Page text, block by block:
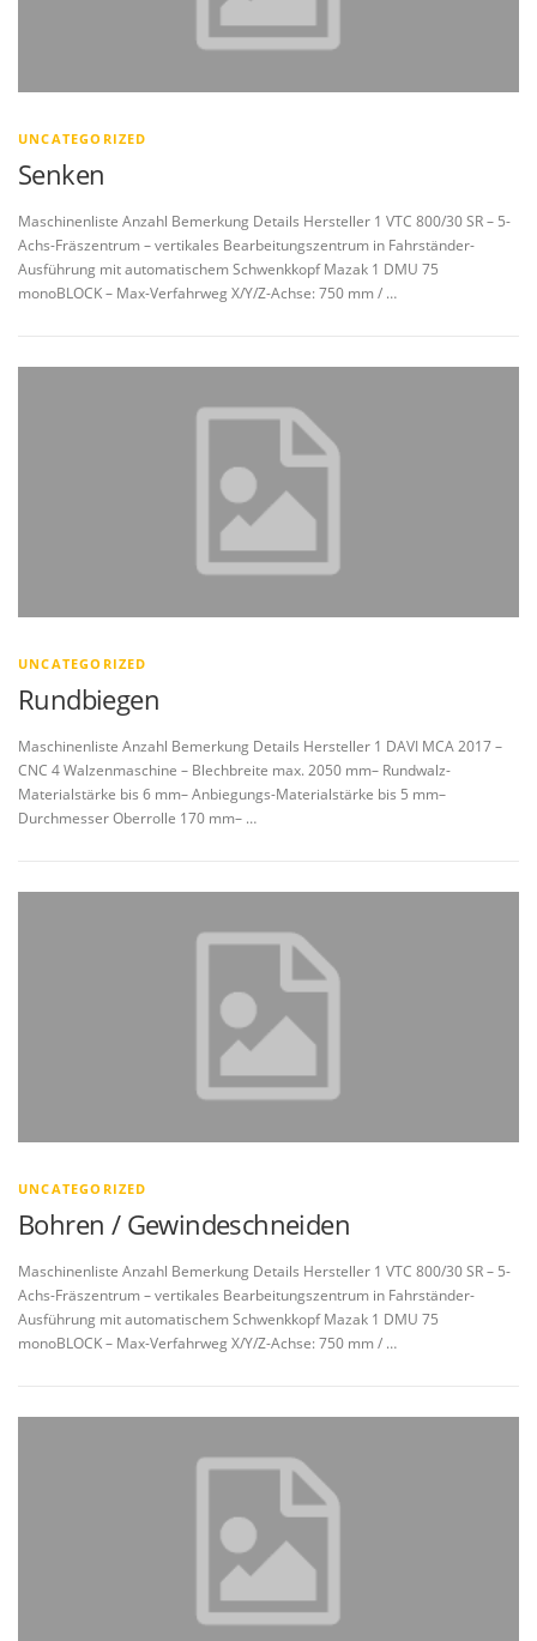
UNCATEGORIZED
Senken
Maschinenliste Anzahl Bemerkung Details Hersteller 1 VTC 800/30 SR – 5-
Achs-Fräszentrum – vertikales Bearbeitungszentrum in Fahrständer-
Ausführung mit automatischem Schwenkkopf Mazak 1 DMU 75
monoBLOCK – Max-Verfahrweg X/Y/Z-Achse: 750 mm / …
UNCATEGORIZED
Rundbiegen
Maschinenliste Anzahl Bemerkung Details Hersteller 1 DAVI MCA 2017 –
CNC 4 Walzenmaschine – Blechbreite max. 2050 mm– Rundwalz-
Materialstärke bis 6 mm– Anbiegungs-Materialstärke bis 5 mm–
Durchmesser Oberrolle 170 mm– …
UNCATEGORIZED
Bohren / Gewindeschneiden
Maschinenliste Anzahl Bemerkung Details Hersteller 1 VTC 800/30 SR – 5-
Achs-Fräszentrum – vertikales Bearbeitungszentrum in Fahrständer-
Ausführung mit automatischem Schwenkkopf Mazak 1 DMU 75
monoBLOCK – Max-Verfahrweg X/Y/Z-Achse: 750 mm / …